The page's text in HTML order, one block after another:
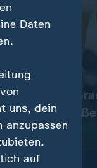
| heute
Immer mehr
Video
Daten
uns, dein
anzupassen
auf